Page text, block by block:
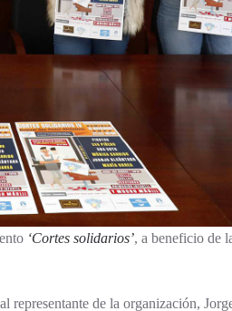
‘Cortes solidarios’, a beneficio de
de la organización,